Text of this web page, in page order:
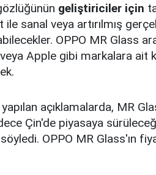
geliştiriciler için
sanal veya artırılmış
OPPO MR Glass
Apple gibi markalara ait
açıklamalarda, MR
Çin'de piyasaya
OPPO MR Glass'ın